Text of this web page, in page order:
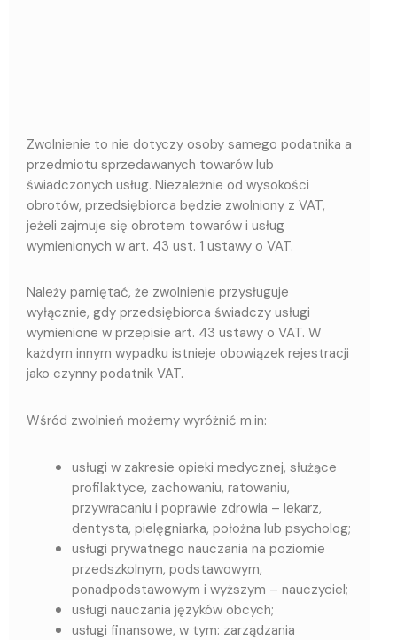
Zwolnienie to nie dotyczy osoby samego podatnika a
przedmiotu sprzedawanych towarów lub
świadczonych usług. Niezależnie od wysokości
obrotów, przedsiębiorca będzie zwolniony z VAT,
jeżeli zajmuje się obrotem towarów i usług
wymienionych w art. 43 ust. 1 ustawy o VAT.
Należy pamiętać, że zwolnienie przysługuje
wyłącznie, gdy przedsiębiorca świadczy usługi
wymienione w przepisie art. 43 ustawy o VAT. W
każdym innym wypadku istnieje obowiązek rejestracji
jako czynny podatnik VAT.
Wśród zwolnień możemy wyróżnić m.in:
usługi w zakresie opieki medycznej, służące
profilaktyce, zachowaniu, ratowaniu,
przywracaniu i poprawie zdrowia – lekarz,
dentysta, pielęgniarka, położna lub psycholog;
usługi prywatnego nauczania na poziomie
przedszkolnym, podstawowym,
ponadpodstawowym i wyższym – nauczyciel;
usługi nauczania języków obcych;
usługi finansowe, w tym: zarządzania